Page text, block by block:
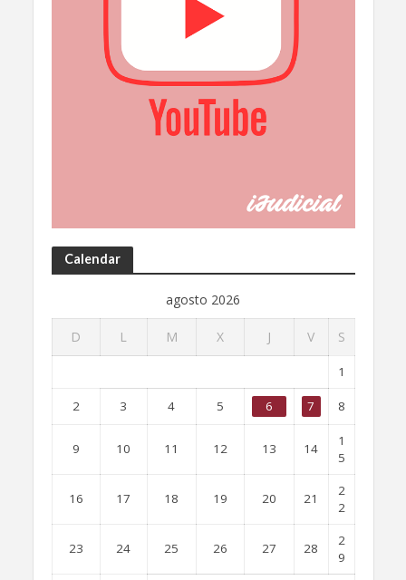
Calendar
agosto 2026
D L M X J V S
1
2 3 4 5 6 7 8
9 10 11 12 13 14
1
5
16 17 18 19 20 21
2
2
23 24 25 26 27 28
2
9